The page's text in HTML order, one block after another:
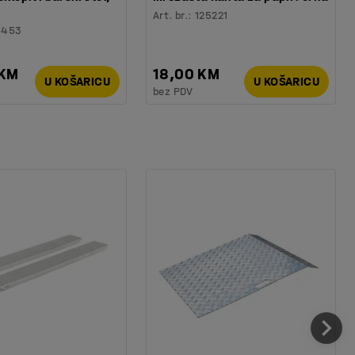
U KOŠARICU
Art. br.:125221
18,00 KM
bez PDV
U KOŠARICU